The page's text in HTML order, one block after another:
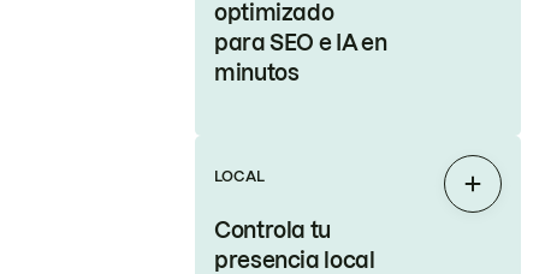
optimizado
para SEO e IA en
minutos
LOCAL
Controla tu
presencia local